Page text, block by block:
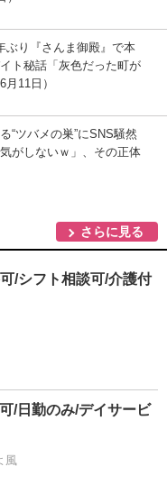
ぶり『さんま御殿』で本
ト秘話「灰色だった町が
11日）
“ツバメの巣”にSNS騒然
がしないｗ」、その正体
さらに見る
/シフト相談可/介護付
/日勤のみ/デイサービ
風